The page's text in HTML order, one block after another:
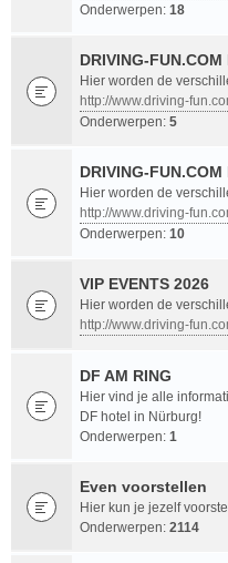
Onderwerpen: 18
DRIVING-
Hier worden de
http://www.driving-
Onderwerpen: 5
DRIVING-
Hier worden de
http://www.driving-
Onderwerpen: 10
VIP EVENTS 2026
Hier worden de
http://www.driving-
DF AM RING
Hier vind je alle
DF hotel in Nürburg!
Onderwerpen: 1
Even voorstellen
Hier kun je jezelf
Onderwerpen: 2114